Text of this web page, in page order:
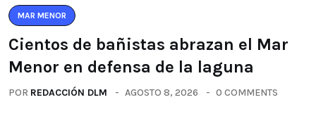
MAR MENOR
Cientos de bañistas abrazan el Mar
Menor en defensa de la laguna
POR REDACCIÓN DLM AGOSTO 8, 2026 0 COMMENTS